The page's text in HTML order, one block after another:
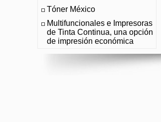
Tóner México
Multifuncionales e Impresoras
de Tinta Continua, una opción
de impresión económica